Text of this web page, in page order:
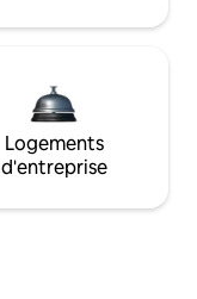
Logements
d'entreprise